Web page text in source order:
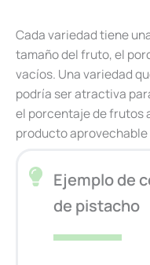
Cada variedad tiene
tamaño del fruto, el
vacíos. Una variedad
podría ser atractiva
el porcentaje de frutos
producto aprovechable
Ejemplo de
de pistacho